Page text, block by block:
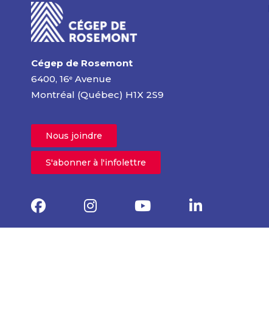
Cégep de Rosemont
6400, 16e Avenue
Montréal (Québec) H1X 2S9
Nous joindre
S'abonner à l'infolettre